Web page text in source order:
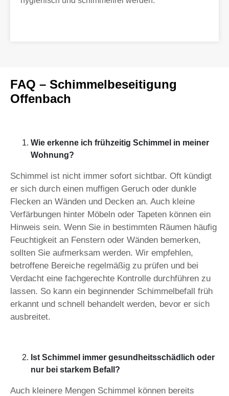
FAQ – Schimmelbeseitigung
Offenbach
Wie erkenne ich frühzeitig Schimmel in meiner
Wohnung?
Schimmel ist nicht immer sofort sichtbar. Oft kündigt
er sich durch einen muffigen Geruch oder dunkle
Flecken an Wänden und Decken an. Auch kleine
Verfärbungen hinter Möbeln oder Tapeten können ein
Hinweis sein. Wenn Sie in bestimmten Räumen häufig
Feuchtigkeit an Fenstern oder Wänden bemerken,
sollten Sie aufmerksam werden. Wir empfehlen,
betroffene Bereiche regelmäßig zu prüfen und bei
Verdacht eine fachgerechte Kontrolle durchführen zu
lassen. So kann ein beginnender Schimmelbefall früh
erkannt und schnell behandelt werden, bevor er sich
ausbreitet.
Ist Schimmel immer gesundheitsschädlich oder
nur bei starkem Befall?
Auch kleinere Mengen Schimmel können bereits